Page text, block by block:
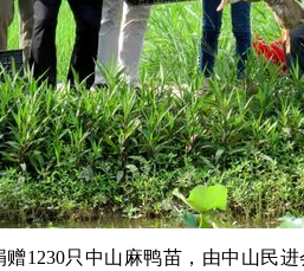
赠1230只中山麻鸭苗，由中山民